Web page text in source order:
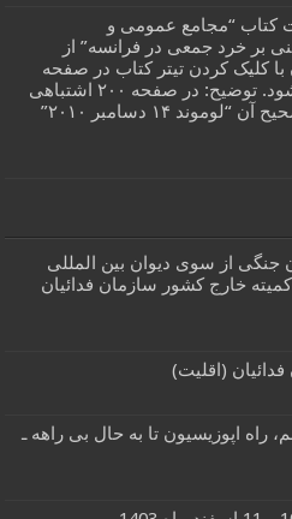
کتاب “مجامع عمومی و
بر خرد جمعی در فرانسه” از
با کلیک کردن تیتر کتاب در صفحه
ای که باز می شود. توضیح: در صفحه ۲۰۰ اشتباهی
در رفرانس ۳۴ موجود است که صحیح آن “لوموند ۱۴ دسامبر ۲۰۱۰”
جنگی از سوی دیوان بین المللی
خارج کشور سازمان فدائیان
راه اپوزیسیون تا به حال بی راهه ـ